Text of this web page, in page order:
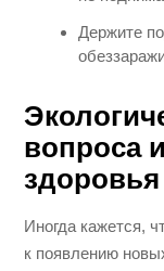
Держите
вопроса
здоровья
Иногда кажется,
к появлению